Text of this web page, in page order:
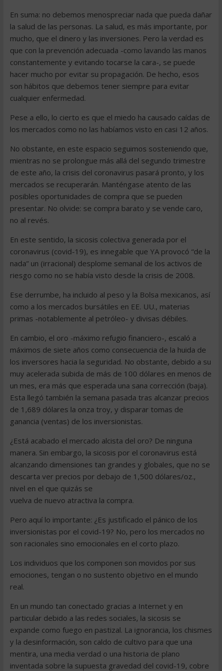
En suma: no debemos menospreciar nada que pueda dañar
la salud de las personas. La salud, es más importante, por
mucho, que el dinero y las inversiones. Pero la verdad es
que con la prevención adecuada -como lavando las manos
constantemente y evitando tocarse la cara-, se puede
hacer mucho por evitar su propagación. De hecho, esos
son hábitos que debemos tener siempre para evitar
cualquier enfermedad.
Pese a ello, lo cierto es que el miedo ha causado caídas de
los mercados como no las habíamos visto en casi 12 años.
No obstante, en este espacio seguimos sosteniendo que,
mientras no se prolongue más allá del segundo trimestre
de este año, la crisis del coronavirus pasará pronto, y los
mercados se recuperarán. Manténgase atento de las
posibles oportunidades de compra que se pueden
presentar. No olvide: se compra barato y se vende caro,
no al revés.
En este sentido, la sicosis colectiva generada por el
coronavirus (covid-19), es innegable que YA provocó “de la
nada” un (irracional) desplome semanal de los activos de
riesgo como no se había visto desde la crisis de 2008.
Ese derrumbe, ha incluido al peso y la Bolsa mexicanos, así
como a los mercados bursátiles en EE. UU., materias
primas -notablemente al petróleo- y divisas débiles.
En cambio, el oro -máximo refugio financiero-, escaló a
máximos de siete años como consecuencia de la huida de
los inversores hacia la seguridad. No obstante, debido a su
muy acelerada subida de más de 100 dólares en menos de
un mes, era más que esperada una sana corrección (baja).
Esta llegó también la semana pasada tras alcanzar precios
de 1,689 dólares la onza troy, y disparar tomas de
ganancia (ventas) de los inversionistas.
¿Está acabado el mercado alcista del oro? De ninguna
manera. Sin embargo, la sicosis por el coronavirus está
alcanzando dimensiones tan grandes y globales, que no se
descarta ver precios por debajo de 1,500 dólares/oz.,
nivel en el que quizás se
vuelva de nuevo atractiva la compra.
Pero aquí lo importante: ¿Es justificado el pánico de los
inversionistas por el covid-19? No, pero los mercados no
son racionales sino emocionales en el corto plazo.
Los individuos que los componen son movidos por sus
emociones, tengan o no sustento objetivo en el mundo
real.
En un mundo tan conectado gracias a Internet y en
particular debido a las redes sociales, la sicosis se
expande como fuego en pastizal. La ignorancia, los chismes
y la desinformación, son caldo de cultivo para que una
mentira, una media verdad o una historia de plano
inventada sobre la supuesta gravedad del covid-19, cobre